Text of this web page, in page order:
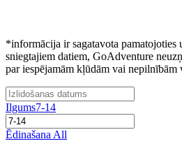
*informācija ir sagatavota pamatojoties
sniegtajiem datiem, GoAdventure
par iespējamām kļūdām vai nepilnībām
Ilgums7-14
Ēdinašana All